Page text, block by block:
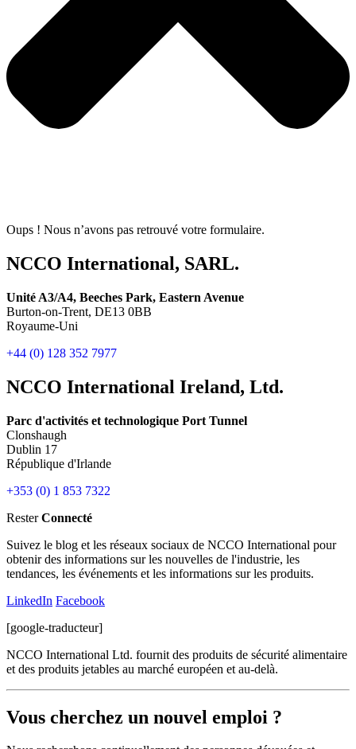
Oups ! Nous n’avons pas retrouvé votre formulaire.
NCCO International, SARL.
Unité A3/A4, Beeches Park, Eastern Avenue
Burton-on-Trent, DE13 0BB
Royaume-Uni
+44 (0) 128 352 7977
NCCO International Ireland, Ltd.
Parc d'activités et technologique Port Tunnel
Clonshaugh
Dublin 17
République d'Irlande
+353 (0) 1 853 7322
ResterConnecté
Suivez le blog et les réseaux sociaux de NCCO International pour
obtenir des informations sur les nouvelles de l'industrie, les
tendances, les événements et les informations sur les produits.
LinkedIn Facebook
[google-traducteur]
NCCO International Ltd. fournit des produits de sécurité alimentaire
et des produits jetables au marché européen et au-delà.
Vous cherchez un nouvel emploi ?